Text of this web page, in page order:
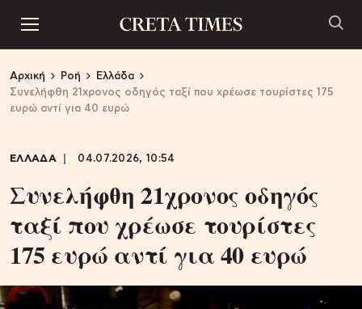
Αρχική Ροή
Ελλάδα
Συνελήφθη 21χρονος οδηγός ταξί που χρέωσε τουρίστες 175
ευρώ αντί για 40 ευρώ
ΕΛΛΑΔΑ 04.07.2026, 10:54
Συνελήφθη 21χρονος οδηγός
ταξί που χρέωσε τουρίστες
175 ευρώ αντί για 40 ευρώ